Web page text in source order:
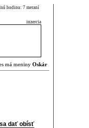
hodinu: 7 meraní
inzercia
má meniny Oskár
dať obísť